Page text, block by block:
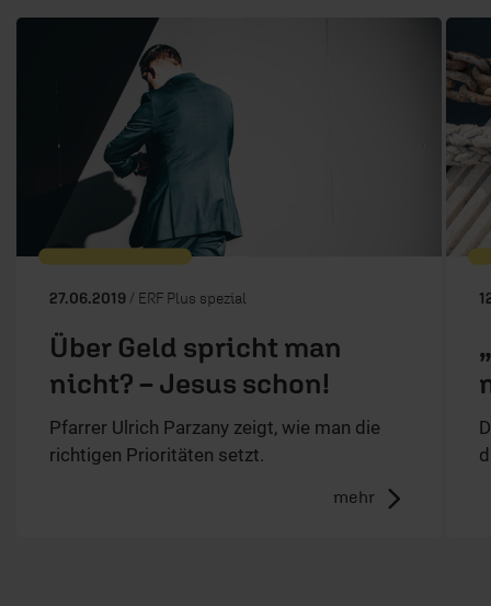
27.06.2019 / ERF Plus spezial
Über Geld spricht man
nicht? – Jesus schon!
Pfarrer Ulrich Parzany zeigt, wie man die
richtigen Prioritäten setzt.
mehr